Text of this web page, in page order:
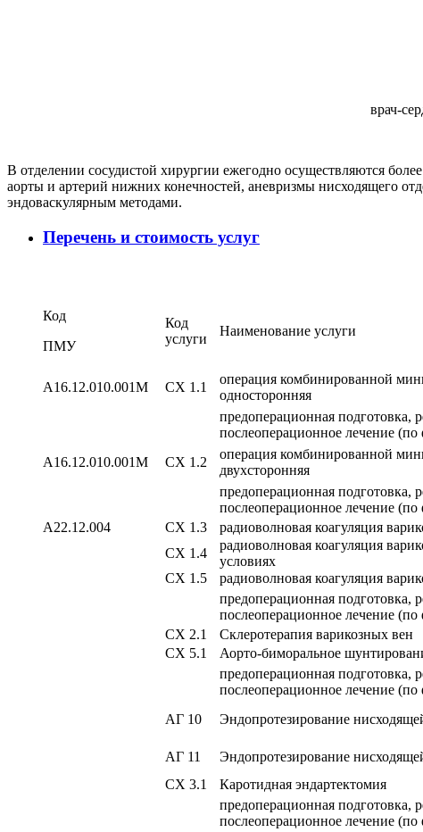
врач-
В отделении сосудистой хирургии ежегодно осуществляются
аорты и артерий нижних конечностей, аневризмы нисходящего
эндоваскулярным методами.
Перечень и стоимость услуг
Код
ПМУ
Код
услуги
Наименование услуги
А16.12.010.001М СХ 1.1
операция комбинированной
односторонняя
предоперационная подготовка,
послеоперационное лечение (по
А16.12.010.001М СХ 1.2
операция комбинированной
двухсторонняя
предоперационная подготовка,
послеоперационное лечение (по
А22.12.004
СХ 1.3 радиоволновая коагуляция
СХ 1.4
радиоволновая коагуляция
условиях
СХ 1.5
радиоволновая коагуляция
предоперационная подготовка,
послеоперационное лечение (по
СХ 2.1
Склеротерапия варикозных вен
СХ 5.1
Аорто-биморальное
предоперационная подготовка,
послеоперационное лечение (по
АГ 10 Эндопротезирование
АГ 11 Эндопротезирование
СХ 3.1
Каротидная эндартектомия
предоперационная подготовка,
послеоперационное лечение (по